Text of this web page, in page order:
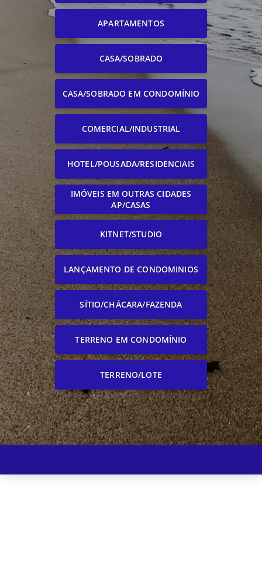
APARTAMENTOS
CASA/SOBRADO
CASA/SOBRADO EM CONDOMÍNIO
COMERCIAL/INDUSTRIAL
HOTEL/POUSADA/RESIDENCIAIS
IMÓVEIS EM OUTRAS CIDADES
AP/CASAS
KITNET/STUDIO
LANÇAMENTO DE CONDOMINIOS
SÍTIO/CHÁCARA/FAZENDA
TERRENO EM CONDOMÍNIO
TERRENO/LOTE